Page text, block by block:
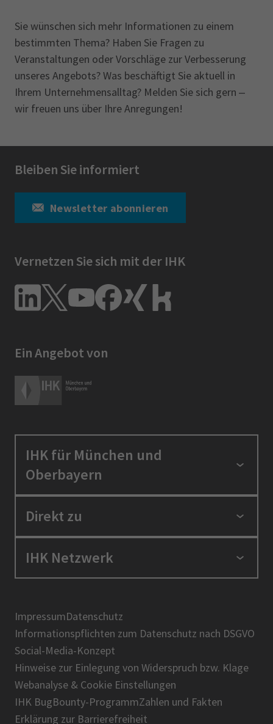
Sie wünschen sich mehr Informationen zu einem
bestimmten Thema? Haben Sie Fragen zu
Veranstaltungen oder Vorschläge zur Verbesserung
unseres Angebots? Was beschäftigt Sie aktuell in
Ihrem Unternehmensalltag? Melden Sie sich gern ‒
wir freuen uns über Ihre Anregungen!
Bleiben Sie informiert
Newsletter abonnieren
Vernetzen Sie sich mit der IHK
Ein Angebot von
IHK für München und
Oberbayern
Standortpolitik
Berufszugang
Über uns
Direkt zu
Positionen
Presse
IHK-Magazin
IHK Netzwerk
BIHK
DIHK
AHK
IHK-Standortportal Bayern
ImpressumDatenschutz
Informationspflichten zum Datenschutz nach DSGVO
Social-Media-Konzept
Hinweise zur Einlegung von Widerspruch bzw. Klage
Webanalyse & Cookie Einstellungen
IHK BugBounty-ProgrammZahlen und Fakten
Erklärung zur Barrierefreiheit